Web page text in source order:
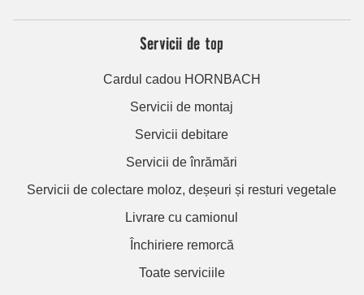
Servicii de top
Cardul cadou HORNBACH
Servicii de montaj
Servicii debitare
Servicii de înrămări
Servicii de colectare moloz, deșeuri și resturi vegetale
Livrare cu camionul
Închiriere remorcă
Toate serviciile